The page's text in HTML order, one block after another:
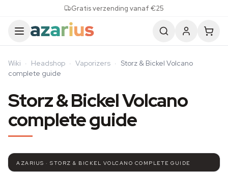
Gratis verzending vanaf €25
Wiki · Headshop · Vaporizers · Storz & Bickel Volcano
complete guide
Storz & Bickel Volcano
complete guide
AZARIUS · STORZ & BICKEL VOLCANO COMPLETE GUIDE